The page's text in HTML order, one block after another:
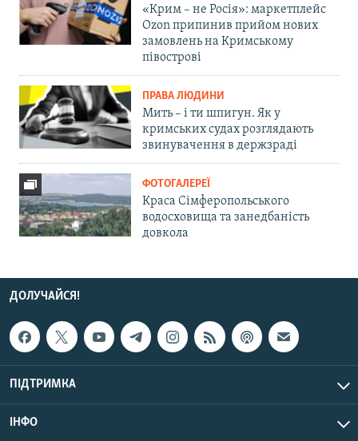
«Крим – не Росія»: маркетплейс
Ozon припинив прийом нових
замовлень на Кримському
півострові
ПРАВА ЛЮДИНИ
Мить – і ти шпигун. Як у
кримських судах розглядають
звинувачення в держзраді
ФОТОГАЛЕРЕЇ
Краса Сімферопольського
водосховища та занедбаність
довкола
ДОЛУЧАЙСЯ!
ПІДТРИМКА
ІНФО